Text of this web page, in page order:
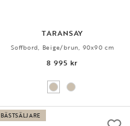
TARANSAY
Soffbord, Beige/brun, 90x90 cm
8 995 kr
BÄSTSÄLJARE